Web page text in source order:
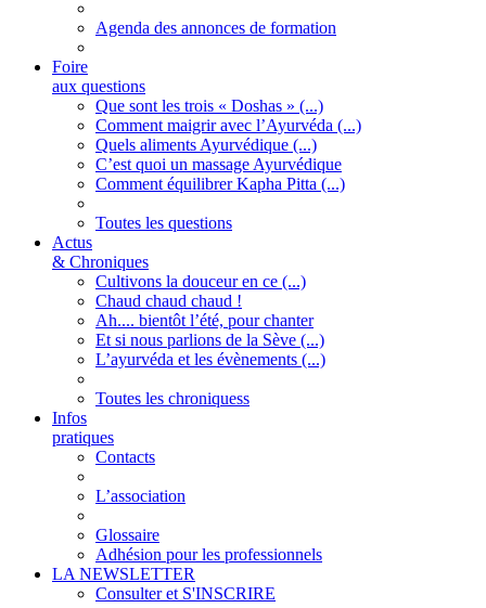
Agenda des annonces de formation
Foire
aux questions
Que sont les trois « Doshas » (...)
Comment maigrir avec l’Ayurvéda (...)
Quels aliments Ayurvédique (...)
C’est quoi un massage Ayurvédique
Comment équilibrer Kapha Pitta (...)
Toutes les questions
Actus
& Chroniques
Cultivons la douceur en ce (...)
Chaud chaud chaud !
Ah.... bientôt l’été, pour chanter
Et si nous parlions de la Sève (...)
L’ayurvéda et les évènements (...)
Toutes les chroniquess
Infos
pratiques
Contacts
L’association
Glossaire
Adhésion pour les professionnels
LA NEWSLETTER
Consulter et S'INSCRIRE